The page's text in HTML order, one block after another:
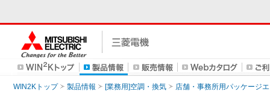
WIN2Kトップ 製品情報 [業務用]空調・換気 店舗・事務所用パッケージ